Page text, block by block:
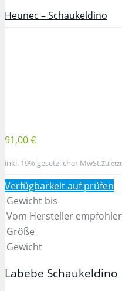
Heunec – Schaukeldino
91,00 €
inkl. 19% gesetzlicher MwSt.
Verfügbarkeit aufprüfen
Gewicht bis
Vom Hersteller
Größe
Gewicht
Labebe Schaukeldino